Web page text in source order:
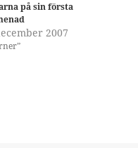
på sin första
2007